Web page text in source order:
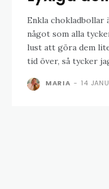
Enkla
något som alla
lust att göra dem
tid över, så tycker
MARIA - 14